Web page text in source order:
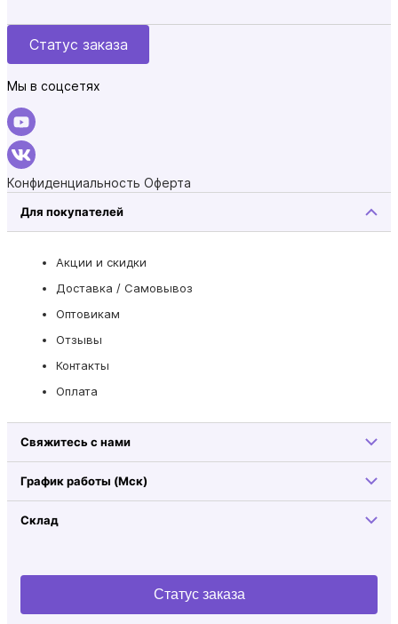
Статус заказа
Мы в соцсетях
Конфиденциальность Оферта
Для покупателей
Акции и скидки
Доставка / Самовывоз
Оптовикам
Отзывы
Контакты
Оплата
Свяжитесь с нами
График работы (Мск)
Склад
Статус заказа